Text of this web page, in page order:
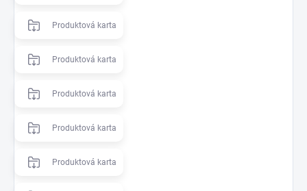
Produktová karta
Produktová karta
Produktová karta
Produktová karta
Produktová karta